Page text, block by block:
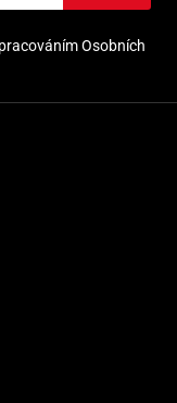
Osobních